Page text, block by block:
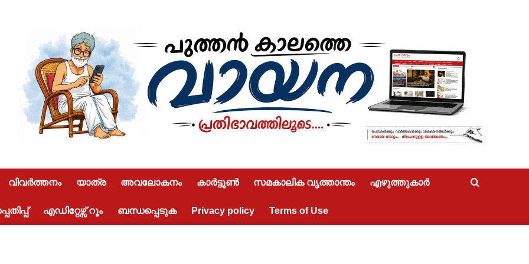
വിവർത്തനം യാത്ര അവലോകനം കാർട്ടൂൺ സമകാലിക വൃത്താന്തം എഴുത്തുകാർ
എഡിറ്റേഴ്സ് റൂം ബന്ധപ്പെടുക Privacy policy Terms of Use